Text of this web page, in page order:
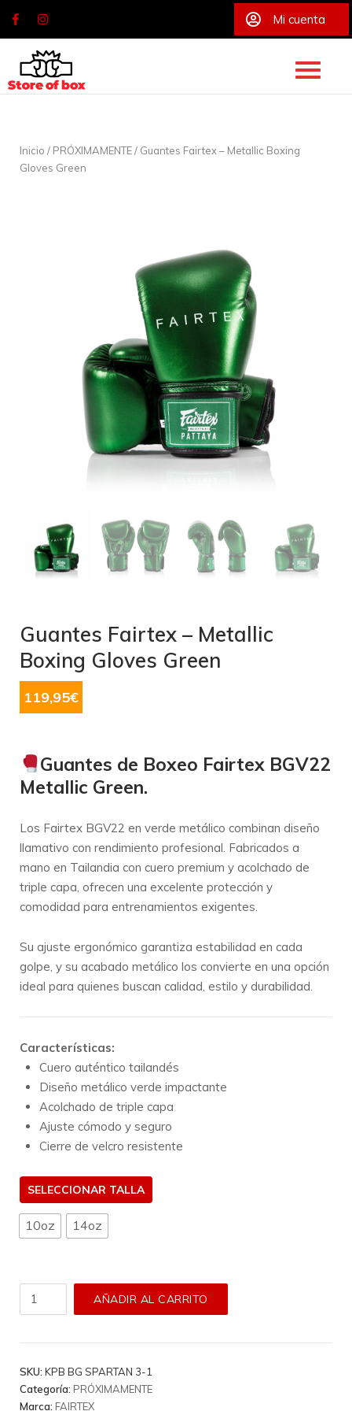
Mi cuenta
content
Inicio / PRÓXIMAMENTE/ Guantes Fairtex – Metallic Boxing
Gloves Green
Guantes Fairtex – Metallic
Boxing Gloves Green
119,95€
Guantes de Boxeo Fairtex BGV22
Metallic Green.
Los Fairtex BGV22 en verde metálico combinan diseño
llamativo con rendimiento profesional. Fabricados a
mano en Tailandia con cuero premium y acolchado de
triple capa, ofrecen una excelente protección y
comodidad para entrenamientos exigentes.
Su ajuste ergonómico garantiza estabilidad en cada
golpe, y su acabado metálico los convierte en una opción
ideal para quienes buscan calidad, estilo y durabilidad.
Características:
Cuero auténtico tailandés
Diseño metálico verde impactante
Acolchado de triple capa
Ajuste cómodo y seguro
Cierre de velcro resistente
TALLA
10oz 14oz
Guantes
Metallic
Gloves
Green
AÑADIR AL CARRITO
SKU: KPB BG SPARTAN 3-1
Categoría: PRÓXIMAMENTE
Marca: FAIRTEX